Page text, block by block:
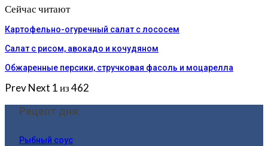
Сейчас читают
Картофельно-огуречный салат с лососем
Салат с рисом, авокадо и кочудяном
Обжаренные персики, стручковая фасоль и моцарелла
PrevNext 1 из 462
Рецепт дня:
Рыбный соус